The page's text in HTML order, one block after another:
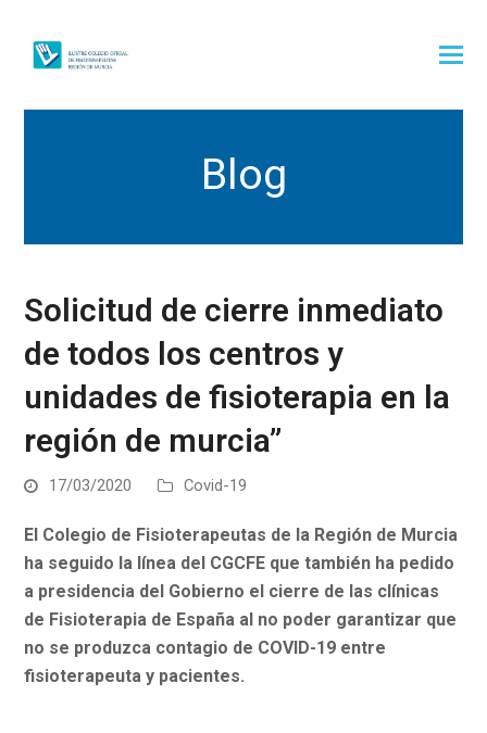
Blog
Solicitud de cierre inmediato
de todos los centros y
unidades de fisioterapia en la
región de murcia”
17/03/2020 Covid-19
El Colegio de Fisioterapeutas de la Región de Murcia
ha seguido la línea del CGCFE que también ha pedido
a presidencia del Gobierno el cierre de las clínicas
de Fisioterapia de España al no poder garantizar que
no se produzca contagio de COVID-19 entre
fisioterapeuta y pacientes.